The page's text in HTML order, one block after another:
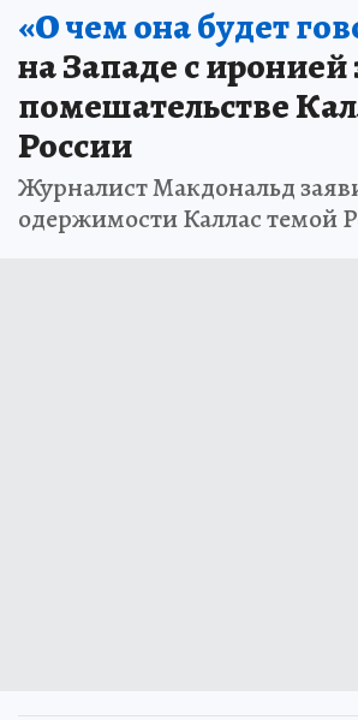
«О чем она будет
на Западе с иронией
помешательстве
России
Журналист Макдональд
одержимости Каллас темой